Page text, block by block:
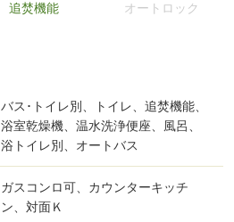
追焚機能 オートロック
バス･トイレ別、トイレ、追焚機能、
浴室乾燥機、温水洗浄便座、風呂、
浴トイレ別、オートバス
ガスコンロ可、カウンターキッチ
ン、対面Ｋ